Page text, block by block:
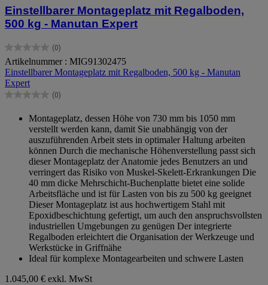
Einstellbarer Montageplatz mit Regalboden,
500 kg - Manutan Expert
(0)
0.0
von
5
Sternen.
Artikelnummer : MIG91302475
Einstellbarer Montageplatz mit Regalboden, 500 kg - Manutan
Expert
(0)
0.0
Sternen.
Montageplatz, dessen Höhe von 730 mm bis 1050 mm
verstellt werden kann, damit Sie unabhängig von der
auszuführenden Arbeit stets in optimaler Haltung arbeiten
können Durch die mechanische Höhenverstellung passt sich
dieser Montageplatz der Anatomie jedes Benutzers an und
verringert das Risiko von Muskel-Skelett-Erkrankungen Die
40 mm dicke Mehrschicht-Buchenplatte bietet eine solide
Arbeitsfläche und ist für Lasten von bis zu 500 kg geeignet
Dieser Montageplatz ist aus hochwertigem Stahl mit
Epoxidbeschichtung gefertigt, um auch den anspruchsvollsten
industriellen Umgebungen zu genügen Der integrierte
Regalboden erleichtert die Organisation der Werkzeuge und
Werkstücke in Griffnähe
Ideal für komplexe Montagearbeiten und schwere Lasten
1.045,00 € exkl. MwSt